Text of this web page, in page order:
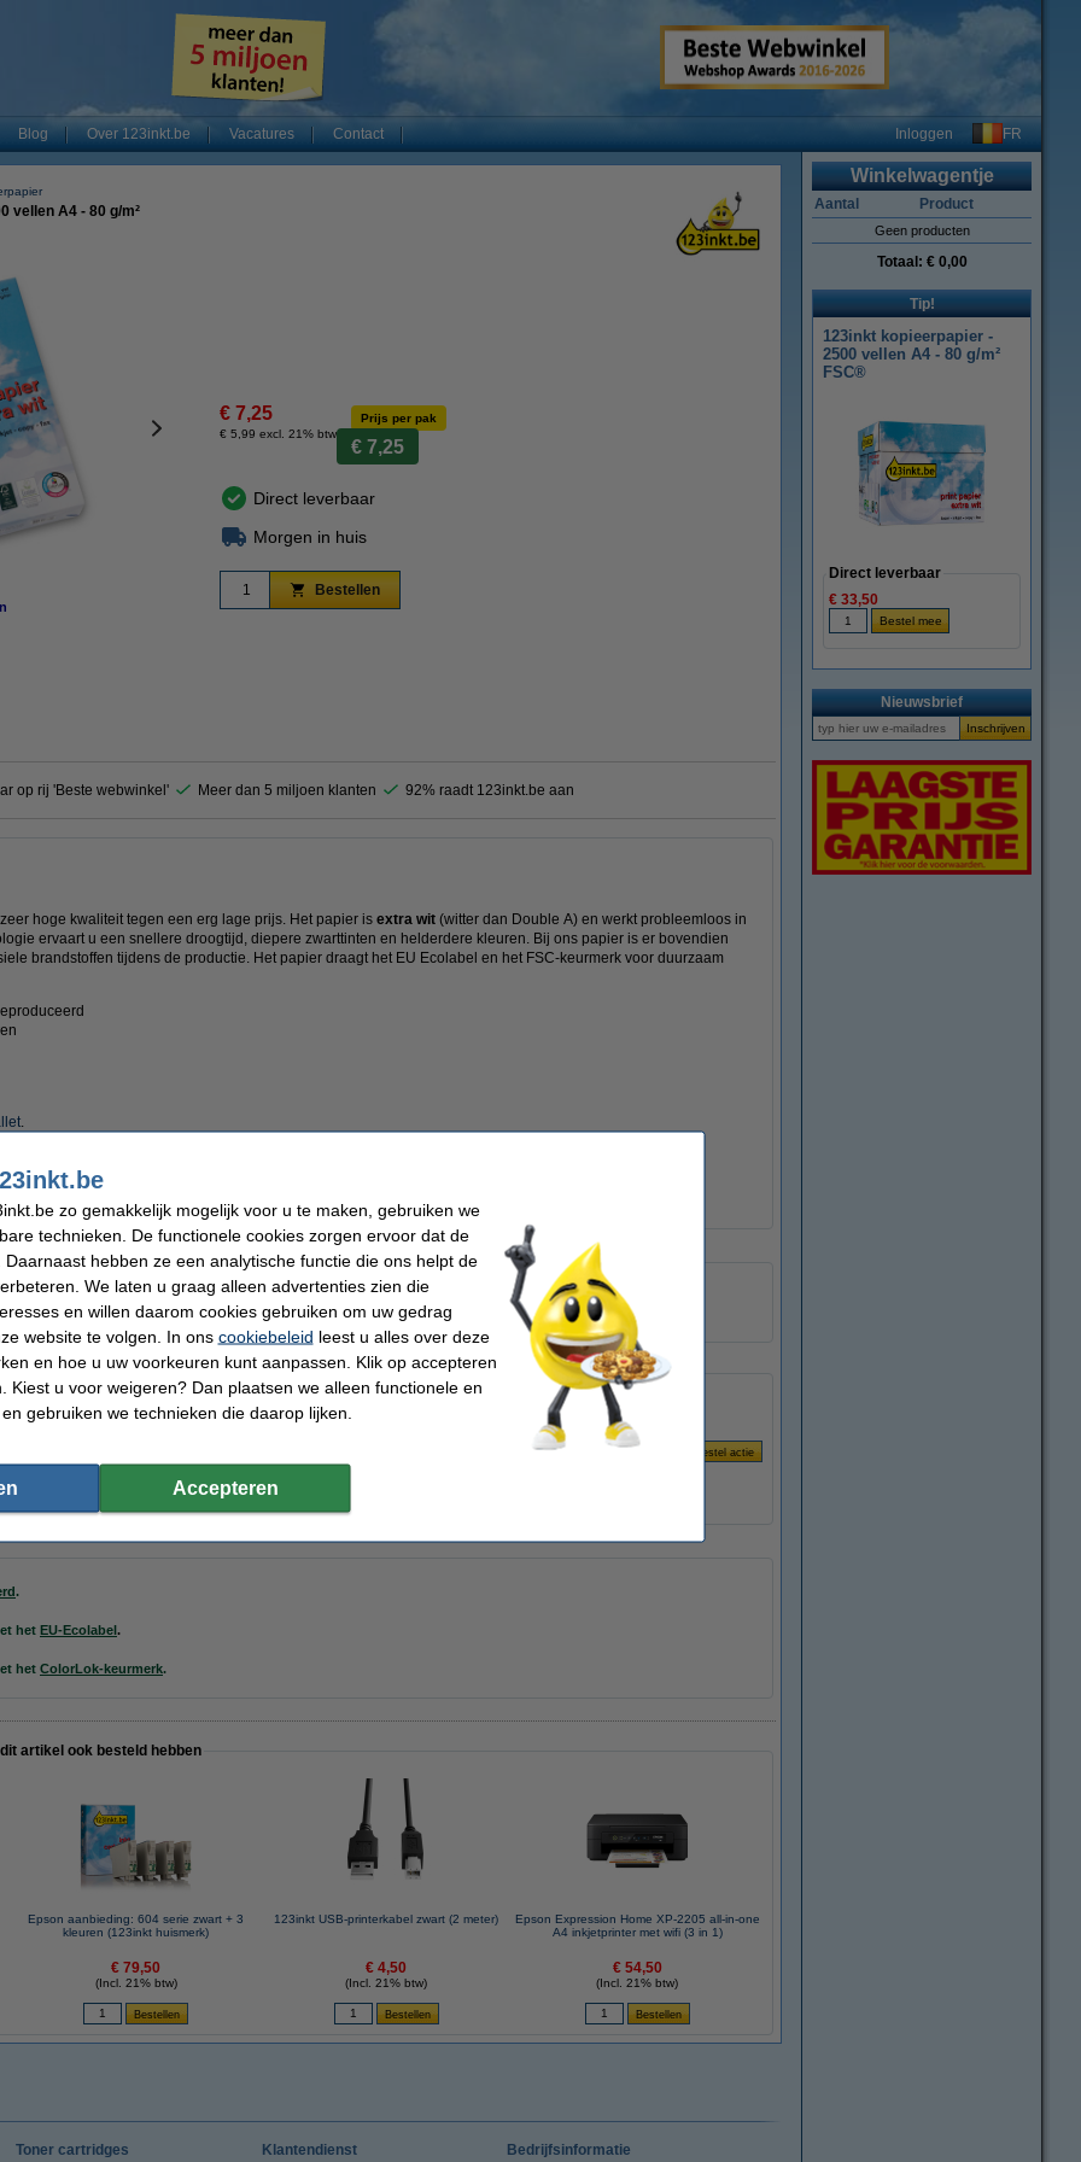
Blog Over 123inkt.be Vacatures Contact Inloggen FR
vellen A4 - 80 g/m²
vergroten
€ 7,25
€ 5,99 excl. 21% btw
Prijs per pak
€ 7,25
Direct leverbaar
Morgen in huis
Bestellen
op rij 'Beste webwinkel' Meer dan 5 miljoen klanten 92% raadt 123inkt.be aan
hoge kwaliteit tegen een erg lage prijs. Het papier is extra wit (witter dan Double A) en werkt probleemloos in
ervaart u een snellere droogtijd, diepere zwarttinten en helderdere kleuren. Bij ons papier is er bovendien
brandstoffen tijdens de productie. Het papier draagt het EU Ecolabel en het FSC-keurmerk voor duurzaam
.
te nemen en daarmee kosten te besparen.
100% garantie.
Papierformaat:
A4
Aantal vellen:
500 vellen
Verpakkingseenheid: pak
.
het EU-Ecolabel.
het ColorLok-keurmerk.
artikel ook besteld hebben
Epson aanbieding: 604 serie zwart + 3
kleuren (123inkt huismerk)
€ 79,50
(Incl. 21% btw)
123inkt USB-printerkabel zwart (2 meter)
€ 4,50
(Incl. 21% btw)
Epson Expression Home XP-2205 all-in-one
A4 inkjetprinter met wifi (3 in 1)
€ 54,50
(Incl. 21% btw)
Winkelwagentje
Aantal Product
Geen producten
Totaal: € 0,00
Tip!
123inkt kopieerpapier -
2500 vellen A4 - 80 g/m²
FSC®
Direct leverbaar
€ 33,50
Nieuwsbrief
Toner cartridges Klantendienst Bedrijfsinformatie
zo gemakkelijk mogelijk voor u te maken, gebruiken we
technieken. De functionele cookies zorgen ervoor dat de
hebben ze een analytische functie die ons helpt de
We laten u graag alleen advertenties zien die
en willen daarom cookies gebruiken om uw gedrag
website te volgen. In ons cookiebeleid leest u alles over deze
en hoe u uw voorkeuren kunt aanpassen. Klik op accepteren
Kiest u voor weigeren? Dan plaatsen we alleen functionele en
gebruiken we technieken die daarop lijken.
Accepteren